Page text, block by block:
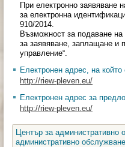
При електронно заявяване
за електронна
910/2014.
Възможност за подаване
за заявяване, заплащане и
управление“.
Електронен адрес, на
http://riew-pleven.eu/
Електронен адрес за
http://riew-pleven.eu/
Център за административно
административно обслужване